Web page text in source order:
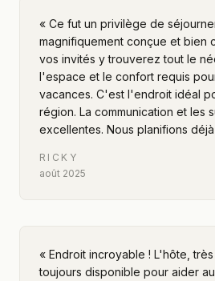
« Ce fut un privilège de
magnifiquement conçue et bien
vos invités y trouverez tout le
l'espace et le confort requis
vacances. C'est l'endroit idéal
région. La communication et les
excellentes. Nous planifions
RICKY
août 2025
« Endroit incroyable ! L'hôte,
toujours disponible pour aider